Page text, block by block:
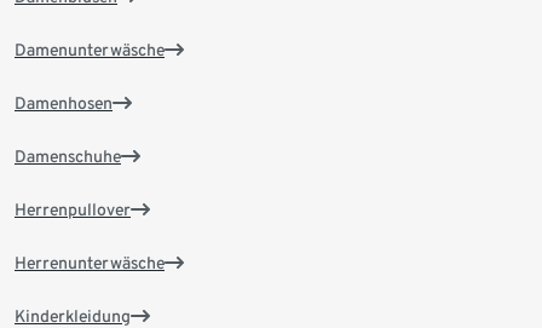
Damenunterwäsche
Damenhosen
Damenschuhe
Herrenpullover
Herrenunterwäsche
Kinderkleidung